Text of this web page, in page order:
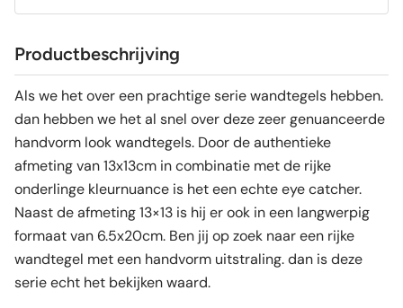
Productbeschrijving
Als we het over een prachtige serie wandtegels hebben.
dan hebben we het al snel over deze zeer genuanceerde
handvorm look wandtegels. Door de authentieke
afmeting van 13x13cm in combinatie met de rijke
onderlinge kleurnuance is het een echte eye catcher.
Naast de afmeting 13×13 is hij er ook in een langwerpig
formaat van 6.5x20cm. Ben jij op zoek naar een rijke
wandtegel met een handvorm uitstraling. dan is deze
serie echt het bekijken waard.